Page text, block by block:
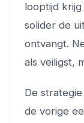
looptijd
solider de
ontvangt.
als veiligst,
De
de vorige